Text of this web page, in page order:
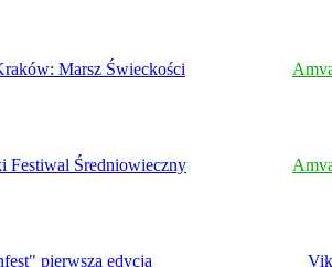
Marsz Świeckości
Festiwal Średniowieczny
pierwsza edycja